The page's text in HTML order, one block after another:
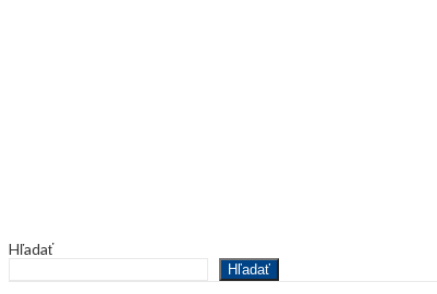
Hľadať
Hľadať